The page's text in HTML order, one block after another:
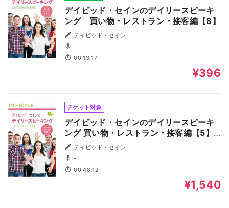
デイビッド・セインのデイリースピーキ
ング 買い物・レストラン・接客編【8】
デイビッド・セイン
-
00:13:17
¥396
チケット対象
デイビッド・セインのデイリースピーキ
ング 買い物・レストラン・接客編【5】
～【8】
デイビッド・セイン
-
00:48:12
¥1,540